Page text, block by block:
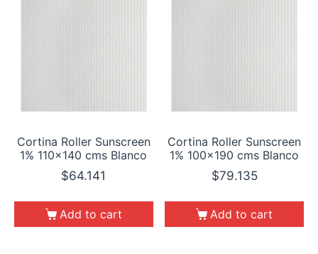
Cortina Roller Sunscreen
1% 110×140 cms Blanco
$64.141
Add to cart
Cortina Roller Sunscreen
1% 100×190 cms Blanco
$79.135
Add to cart